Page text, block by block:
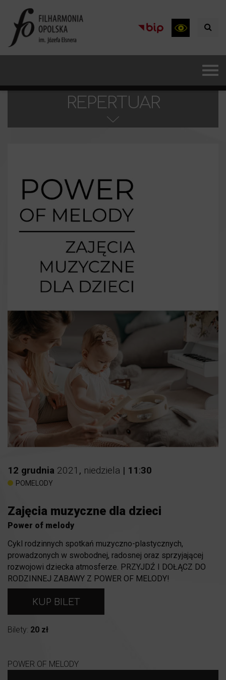
REPERTUAR
12 grudnia 2021 , niedziela | 11:30
POMELODY
Zajęcia muzyczne dla dzieci
Power of melody
Cykl rodzinnych spotkań muzyczno-plastycznych,
prowadzonych w swobodnej, radosnej oraz sprzyjającej
rozwojowi dziecka atmosferze. PRZYJDŹ I DOŁĄCZ DO
RODZINNEJ ZABAWY Z POWER OF MELODY!
KUP BILET
Bilety: 20 zł
POWER OF MELODY